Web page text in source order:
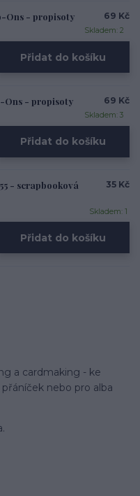
Ons - propisoty 69 Kč
Skladem: 2
Přidat do košíku
Ons - propisoty 69 Kč
Skladem: 3
Přidat do košíku
- scrapbooková
35 Kč
Skladem: 1
Přidat do košíku
a cardmaking - ke
nebo pro alba